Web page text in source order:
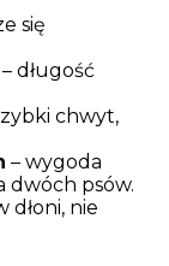
się
– długość
chwyt,
– wygoda
dwóch psów.
dłoni, nie